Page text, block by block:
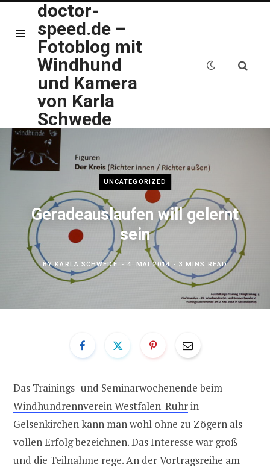
doctor-
speed.de –
Fotoblog mit
Windhund
und Kamera
von Karla
Schwede
UNCATEGORIZED
Geradeauslaufen will gelernt
sein
BYKARLA SCHWEDE 4. MAI 2014 3 MINS READ
Das Trainings- und Seminarwochenende beim
Windhundrennverein Westfalen-Ruhrin
Gelsenkirchen kann man wohl ohne zu Zögern als
vollen Erfolg bezeichnen. Das Interesse war groß
und die Teilnahme rege. An der Vortragsreihe am